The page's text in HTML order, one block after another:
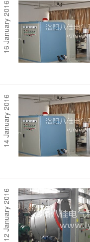
16 January 2016
14 January 2016
12 January 2016